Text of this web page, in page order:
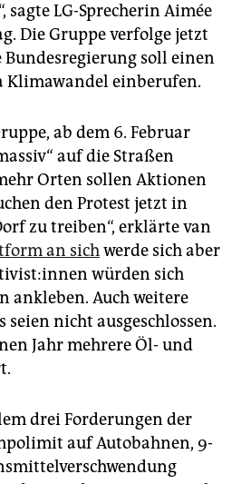
LG-Sprecherin Aimée
Die Gruppe verfolge jetzt
soll einen
Klimawandel einberufen.
ab dem 6. Februar
auf die Straßen
Orten sollen Aktionen
den Protest jetzt in
zu treiben“, erklärte van
an sichwerde sich aber
würden sich
ankleben. Auch weitere
nicht ausgeschlossen.
Jahr mehrere Öl- und
drei Forderungen der
auf Autobahnen, 9-